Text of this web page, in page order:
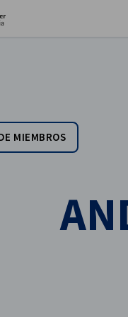
MIEMBROS